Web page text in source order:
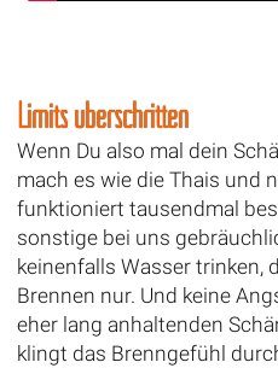
Limits überschritten
Wenn Du also mal dein
mach es wie die Thais und
funktioniert tausendmal
sonstige bei uns
keinenfalls Wasser trinken,
Brennen nur. Und keine
eher lang anhaltenden
klingt das Brenngefühl